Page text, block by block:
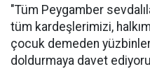
"Tüm Peygamber
tüm kardeşlerimizi,
çocuk demeden yüzbinler
doldurmaya davet